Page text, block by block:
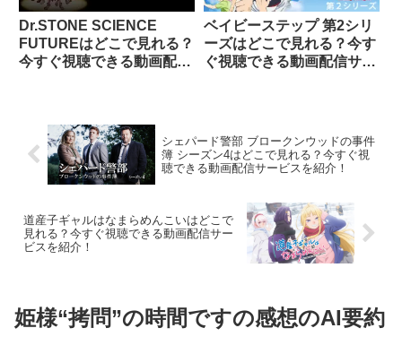
Dr.STONE SCIENCE
FUTUREはどこで見れる？
今すぐ視聴できる動画配信
ベイビーステップ 第2シリ
ーズはどこで見れる？今す
ぐ視聴できる動画配信サー
シェパード警部 ブロークンウッドの事件
簿 シーズン4はどこで見れる？今すぐ視
聴できる動画配信サービスを紹介！
道産子ギャルはなまらめんこいはどこで
見れる？今すぐ視聴できる動画配信サー
ビスを紹介！
姫様“拷問”の時間ですの感想のAI要約